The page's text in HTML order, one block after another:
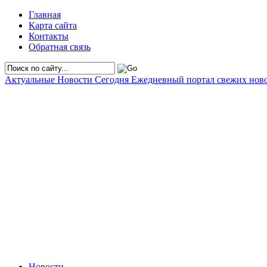
Главная
Карта сайта
Контакты
Обратная связь
Актуальные Новости Сегодня Ежедневный портал свежих